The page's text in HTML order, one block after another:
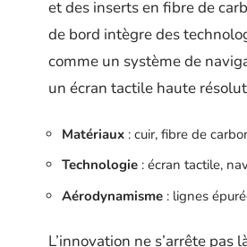
et des inserts en fibre de
de bord intègre des
comme un système de
un écran tactile haute
Matériaux : cuir, fibre de
Technologie : écran tactile,
Aérodynamisme : lignes
L’innovation ne s’arrête pas